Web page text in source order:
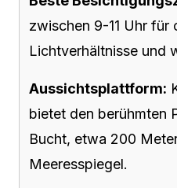
zwischen 9-11 Uhr für
Lichtverhältnisse und
Aussichtsplattform:
bietet den berühmten
Bucht, etwa 200
Meeresspiegel.